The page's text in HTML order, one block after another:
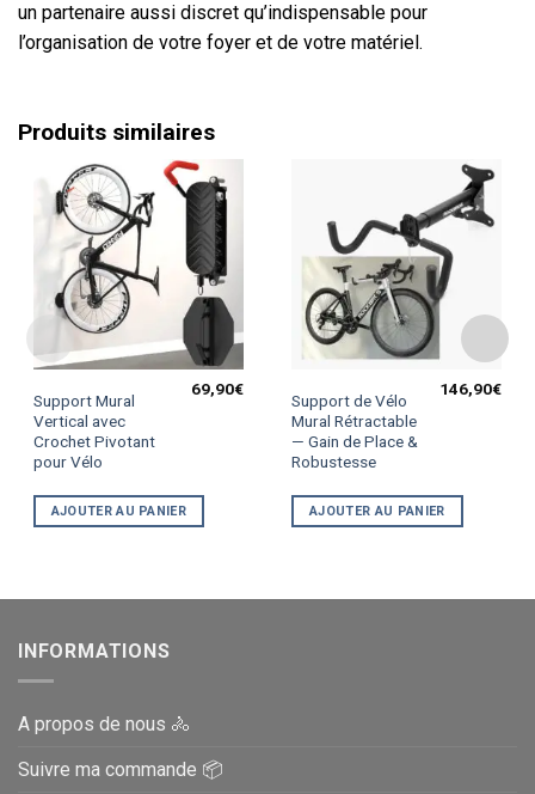
un partenaire aussi discret qu’indispensable pour
l’organisation de votre foyer et de votre matériel.
Produits similaires
Support Mural
Vertical avec
Crochet Pivotant
pour Vélo
69,90€
AJOUTER AU PANIER
Support de Vélo
Mural Rétractable
— Gain de Place &
Robustesse
146,90€
AJOUTER AU PANIER
INFORMATIONS
A propos de nous 🚴
Suivre ma commande 📦